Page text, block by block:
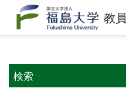
教
検索